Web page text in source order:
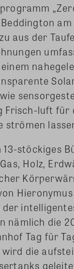
aus der
Frisch-luft für
strömen
stöckiges
Holz,
nämlich die
Tag für
die